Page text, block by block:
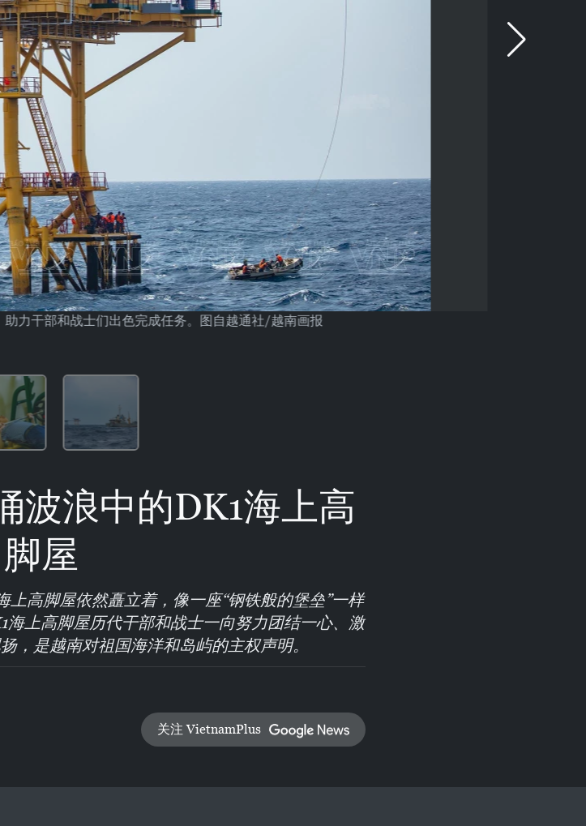
力干部和战士们出色完成任务。图自越通社/越南画报
波浪中的DK1海上高
脚屋
高脚屋依然矗立着，像一座“钢铁般的堡垒”一样
上高脚屋历代干部和战士一向努力团结一心、激
，是越南对祖国海洋和岛屿的主权声明。
关注 VietnamPlus